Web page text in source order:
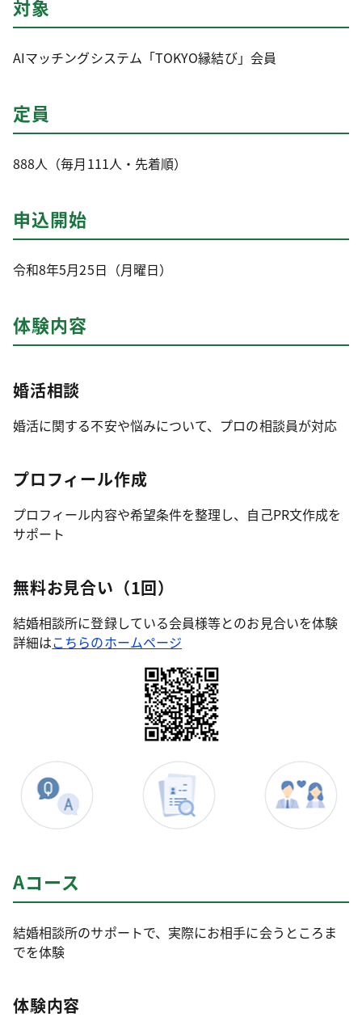
対象
AIマッチングシステム「TOKYO縁結び」会員
定員
888人（毎月111人・先着順）
申込開始
令和8年5月25日（月曜日）
体験内容
婚活相談
婚活に関する不安や悩みについて、プロの相談員が対応
プロフィール作成
プロフィール内容や希望条件を整理し、自己PR文作成を
サポート
無料お見合い（1回）
結婚相談所に登録している会員様等とのお見合いを体験
詳細はこちらのホームページ
Aコース
結婚相談所のサポートで、実際にお相手に会うところま
でを体験
体験内容